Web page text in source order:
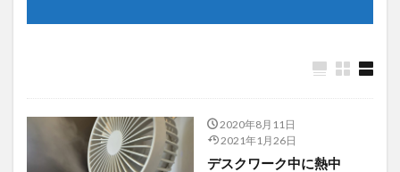
2020年8月11日
2021年1月26日
デスクワーク中に熱中